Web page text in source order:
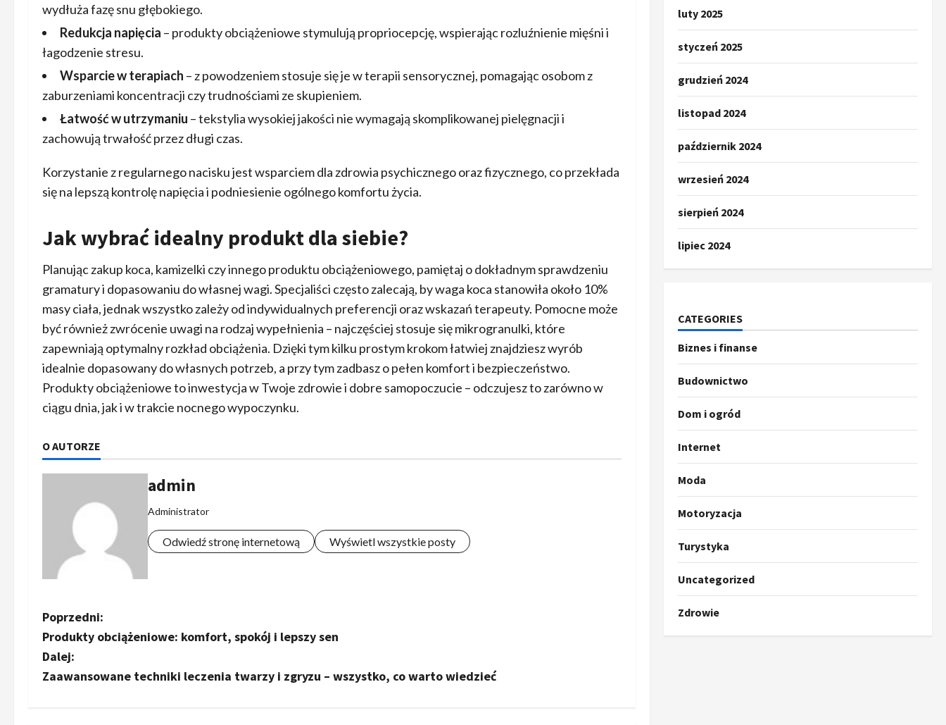
wydłuża fazę snu głębokiego.
Redukcja napięcia – produkty obciążeniowe stymulują propriocepcję, wspierając rozluźnienie mięśni i
łagodzenie stresu.
Wsparcie w terapiach – z powodzeniem stosuje się je w terapii sensorycznej, pomagając osobom z
zaburzeniami koncentracji czy trudnościami ze skupieniem.
Łatwość w utrzymaniu – tekstylia wysokiej jakości nie wymagają skomplikowanej pielęgnacji i
zachowują trwałość przez długi czas.
Korzystanie z regularnego nacisku jest wsparciem dla zdrowia psychicznego oraz fizycznego, co przekłada
się na lepszą kontrolę napięcia i podniesienie ogólnego komfortu życia.
Jak wybrać idealny produkt dla siebie?
Planując zakup koca, kamizelki czy innego produktu obciążeniowego, pamiętaj o dokładnym sprawdzeniu
gramatury i dopasowaniu do własnej wagi. Specjaliści często zalecają, by waga koca stanowiła około 10%
masy ciała, jednak wszystko zależy od indywidualnych preferencji oraz wskazań terapeuty. Pomocne może
być również zwrócenie uwagi na rodzaj wypełnienia – najczęściej stosuje się mikrogranulki, które
zapewniają optymalny rozkład obciążenia. Dzięki tym kilku prostym krokom łatwiej znajdziesz wyrób
idealnie dopasowany do własnych potrzeb, a przy tym zadbasz o pełen komfort i bezpieczeństwo.
Produkty obciążeniowe to inwestycja w Twoje zdrowie i dobre samopoczucie – odczujesz to zarówno w
ciągu dnia, jak i w trakcie nocnego wypoczynku.
O AUTORZE
admin
Administrator
Odwiedź stronę internetową Wyświetl wszystkie posty
Z
o
b
Poprzedni:
Produkty obciążeniowe: komfort, spokój i lepszy sen
Dalej:
Zaawansowane techniki leczenia twarzy i zgryzu – wszystko, co warto wiedzieć
luty 2025
styczeń 2025
grudzień 2024
listopad 2024
październik 2024
wrzesień 2024
sierpień 2024
lipiec 2024
CATEGORIES
Biznes i finanse
Budownictwo
Dom i ogród
Internet
Moda
Motoryzacja
Turystyka
Uncategorized
Zdrowie